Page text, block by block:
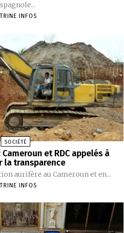
INFOS
SOCIÉTÉ
et RDC appelés à
la transparence
aurifère au Cameroun et en...
INFOS